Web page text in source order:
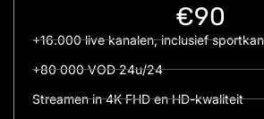
€90
+16.000 live kanalen, inclusief
+80 000 VOD 24u/24
Streamen in 4K FHD en HD-kwaliteit